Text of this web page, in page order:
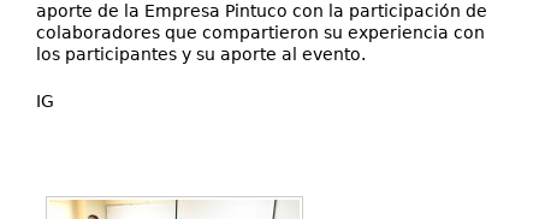
aporte de la Empresa Pintuco con la participación de
colaboradores que compartieron su experiencia con
los participantes y su aporte al evento.
IG